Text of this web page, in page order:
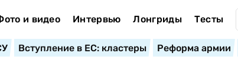
и видео Интервью Лонгриды Тесты
Вступление в ЕС: кластеры Реформа армии